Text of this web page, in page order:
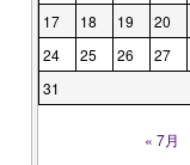
17
18 19 20
24
25 26 27
31
« 7月